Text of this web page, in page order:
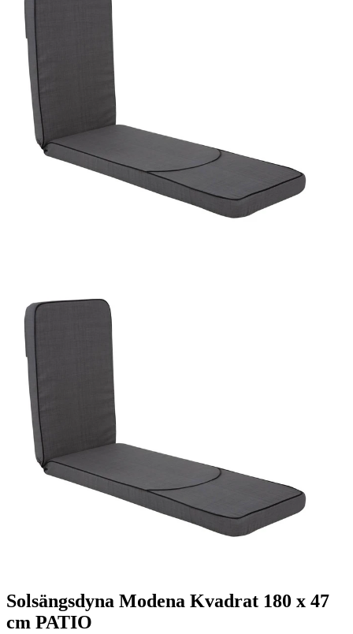
Solsängsdyna Modena Kvadrat 180 x 47
cm PATIO